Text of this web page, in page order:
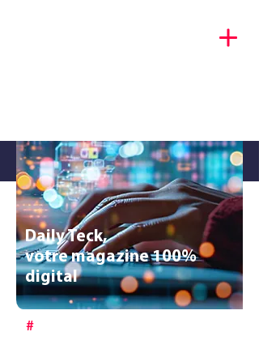
Daily Teck,
votre magazine 100%
digital
#